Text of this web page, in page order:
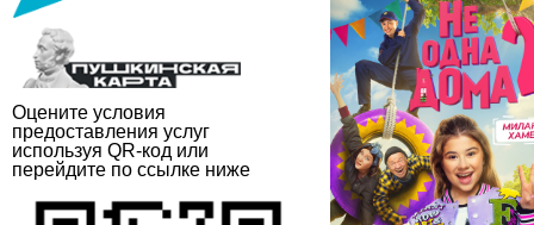
Оцените условия
предоставления услуг
используя QR-код или
перейдите по ссылке ниже